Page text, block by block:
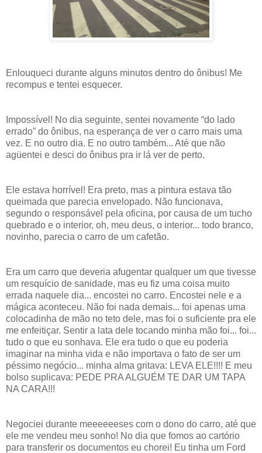
Enlouqueci durante alguns minutos dentro do ônibus! Me
recompus e tentei esquecer.
Impossível! No dia seguinte, sentei novamente “do lado
errado” do ônibus, na esperança de ver o carro mais uma
vez. E no outro dia. E no outro também... Até que não
agüentei e desci do ônibus pra ir lá ver de perto.
Ele estava horrível! Era preto, mas a pintura estava tão
queimada que parecia envelopado. Não funcionava,
segundo o responsável pela oficina, por causa de um tucho
quebrado e o interior, oh, meu deus, o interior... todo branco,
novinho, parecia o carro de um cafetão.
Era um carro que deveria afugentar qualquer um que tivesse
um resquício de sanidade, mas eu fiz uma coisa muito
errada naquele dia... encostei no carro. Encostei nele e a
mágica aconteceu. Não foi nada demais... foi apenas uma
colocadinha de mão no teto dele, mas foi o suficiente pra ele
me enfeitiçar. Sentir a lata dele tocando minha mão foi... foi...
tudo o que eu sonhava. Ele era tudo o que eu poderia
imaginar na minha vida e não importava o fato de ser um
péssimo negócio... minha alma gritava: LEVA ELE!!!! E meu
bolso suplicava: PEDE PRA ALGUÉM TE DAR UM TAPA
NA CARA!!!
Negociei durante meeeeeeses com o dono do carro, até que
ele me vendeu meu sonho! No dia que fomos ao cartório
para transferir os documentos eu chorei! Eu tinha um Ford